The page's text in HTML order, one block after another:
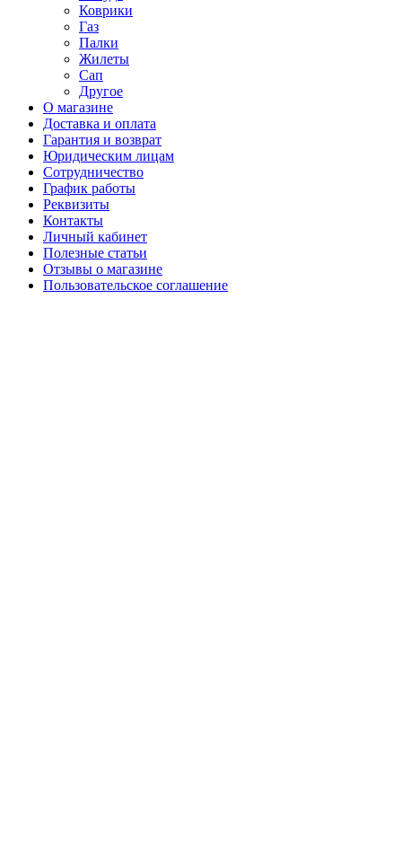
Коврики
Газ
Палки
Жилеты
Сап
Другое
О магазине
Доставка и оплата
Гарантия и возврат
Юридическим лицам
Сотрудничество
График работы
Реквизиты
Контакты
Личный кабинет
Полезные статьи
Отзывы о магазине
Пользовательское соглашение